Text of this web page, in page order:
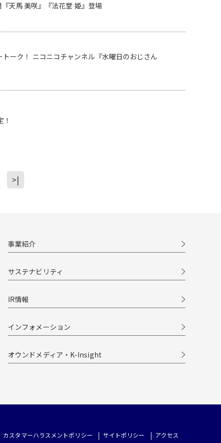
天馬 美咲』『法花堂 姫』登場
ーク！ ニコニコチャンネル『水曜日のおじさん
>|
事業紹介
サステナビリティ
IR情報
インフォメーション
オウンドメディア・K-Insight
カスタマーハラスメントポリシー サイトポリシー アクセス